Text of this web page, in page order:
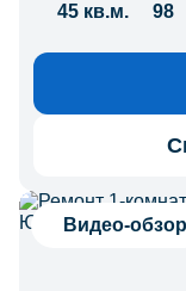
45 кв.м. 98
Видео-обзор